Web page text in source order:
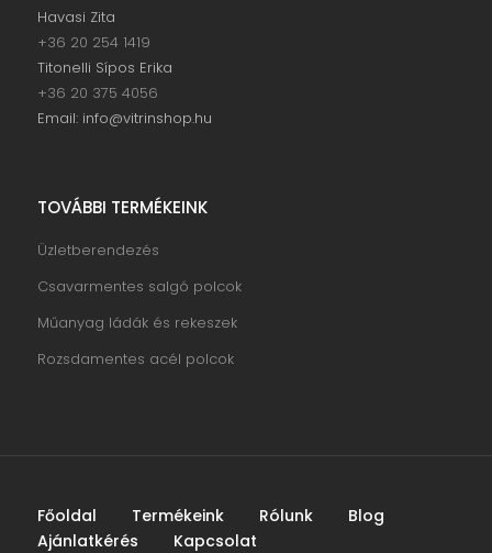
Havasi Zita
+36 20 254 1419
Titonelli Sípos Erika
+36 20 375 4056
Email: info@vitrinshop.hu
TOVÁBBI TERMÉKEINK
Üzletberendezés
Csavarmentes salgó polcok
Műanyag ládák és rekeszek
Rozsdamentes acél polcok
Főoldal Termékeink Rólunk
Blog
Ajánlatkérés
Kapcsolat